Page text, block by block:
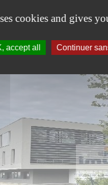
cookies and gives
accept all Continuer